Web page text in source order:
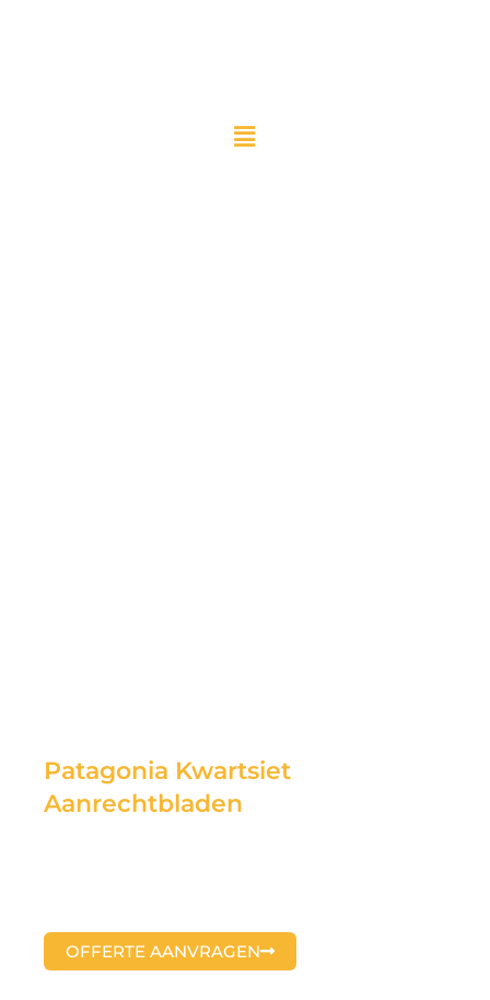
Patagonia Kwartsiet
Aanrechtbladen
OFFERTE AANVRAGEN